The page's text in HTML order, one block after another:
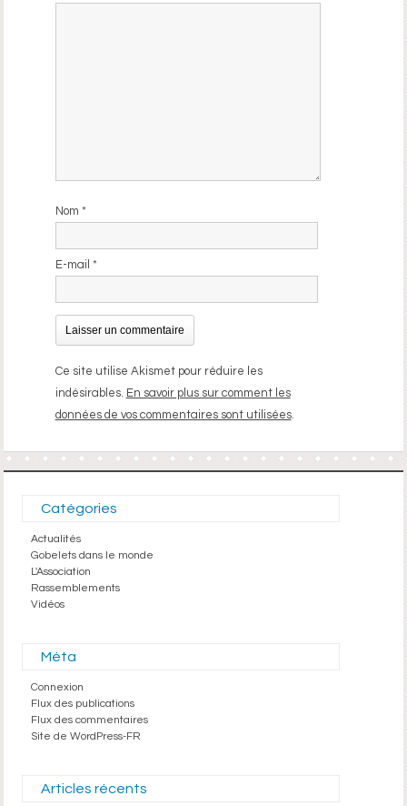
Nom *
E-mail *
Ce site utilise Akismet pour réduire les
indésirables. En savoir plus sur comment les
données de vos commentaires sont utilisées.
Catégories
Actualités
Gobelets dans le monde
L'Association
Rassemblements
Vidéos
Méta
Connexion
Flux des publications
Flux des commentaires
Site de WordPress-FR
Articles récents